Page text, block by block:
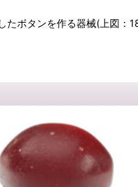
ボタンを作る器械(上図